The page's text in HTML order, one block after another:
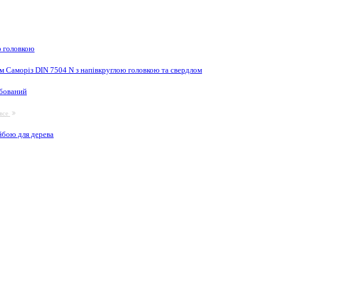
головкою
Саморіз DIN 7504 N з напівкруглою головкою та свердлом
для дерева